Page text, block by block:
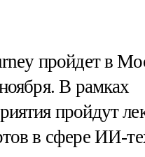
пройдет в
В рамках
пройдут
в сфере ИИ-